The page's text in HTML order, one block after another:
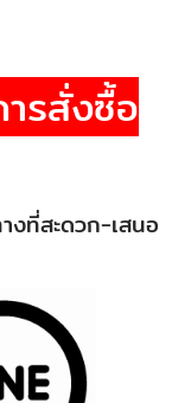
รสั่งซื้อ
งที่สะดวก-เสนอ